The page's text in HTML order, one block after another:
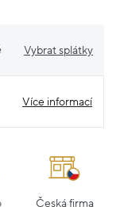
Vybrat splátky
Více informací
Česká firma